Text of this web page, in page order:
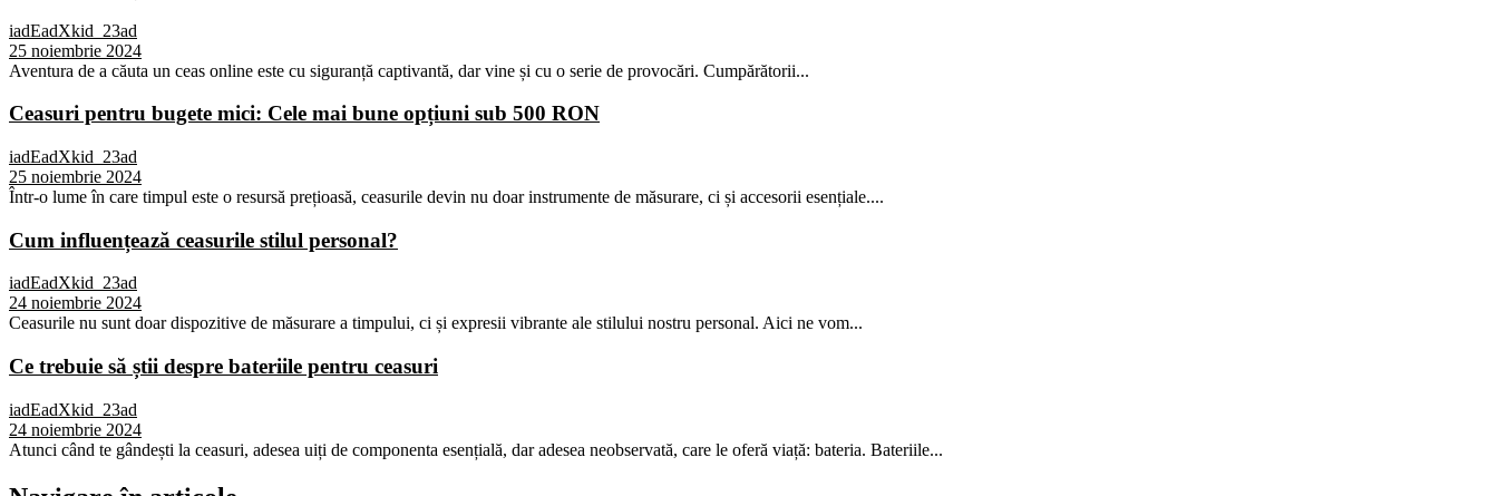
iadEadXkid_23ad
25 noiembrie 2024
Aventura de a căuta un ceas online este cu siguranță captivantă, dar vine și cu o serie de provocări. Cumpărătorii...
Ceasuri pentru bugete mici: Cele mai bune opțiuni sub 500 RON
iadEadXkid_23ad
25 noiembrie 2024
Într-o lume în care timpul este o resursă prețioasă, ceasurile devin nu doar instrumente de măsurare, ci și accesorii esențiale....
Cum influențează ceasurile stilul personal?
iadEadXkid_23ad
24 noiembrie 2024
Ceasurile nu sunt doar dispozitive de măsurare a timpului, ci și expresii vibrante ale stilului nostru personal. Aici ne vom...
Ce trebuie să știi despre bateriile pentru ceasuri
iadEadXkid_23ad
24 noiembrie 2024
Atunci când te gândești la ceasuri, adesea uiți de componenta esențială, dar adesea neobservată, care le oferă viață: bateria. Bateriile...